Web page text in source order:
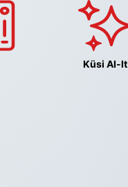
Küsi AI-lt